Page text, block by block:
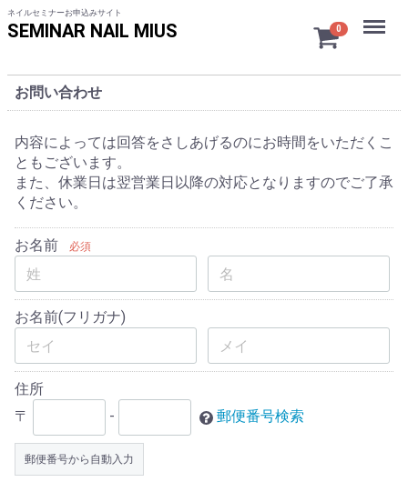
ネイルセミナーお申込みサイト
SEMINAR NAIL MIUS 0
Menu
お問い合わせ
内容によっては回答をさしあげるのにお時間をいただくこ
ともございます。
また、休業日は翌営業日以降の対応となりますのでご了承
ください。
お名前 必須
お名前(フリガナ)
住所
〒
- 郵便番号検索
郵便番号から自動入力